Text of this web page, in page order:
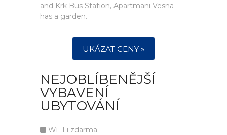
and Krk Bus Station, Apartmani Vesna
has a garden.
UKÁZAT CENY »
NEJOBLÍBENĚJŠÍ
VYBAVENÍ
UBYTOVÁNÍ
Wi- Fi zdarma